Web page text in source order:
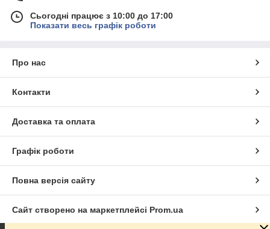
Сьогодні працює з 10:00 до 17:00
Показати весь графік роботи
Про нас
Контакти
Доставка та оплата
Графік роботи
Повна версія сайту
Сайт створено на маркетплейсі Prom.ua